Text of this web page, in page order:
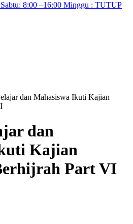
8:00 –16:00 Minggu : TUTUP
dan Mahasiswa Ikuti Kajian
dan
Kajian
Part VI